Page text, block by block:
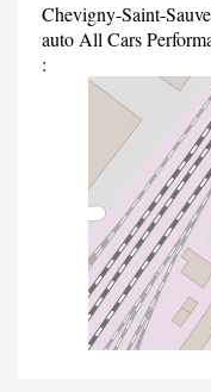
Chevigny-Saint-
auto All Cars
: